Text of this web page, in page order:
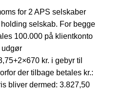
for 2 APS selskaber
selskab. For begge
100.000 på klientkonto
udgør
kr. i gebyr til
der tilbage betales kr.:
bliver dermed: 3.827,50